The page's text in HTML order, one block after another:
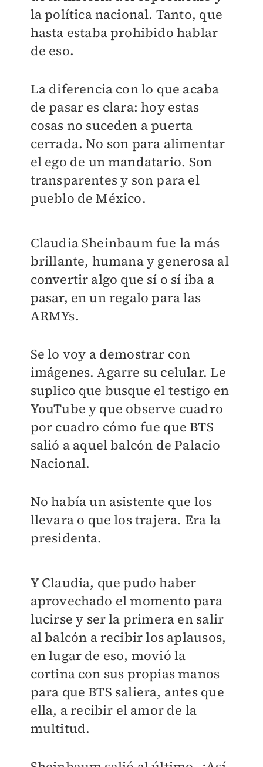
la política nacional. Tanto, que
hasta estaba prohibido hablar
de eso.
La diferencia con lo que acaba
de pasar es clara: hoy estas
cosas no suceden a puerta
cerrada. No son para alimentar
el ego de un mandatario. Son
transparentes y son para el
pueblo de México.
Claudia Sheinbaum fue la más
brillante, humana y generosa al
convertir algo que sí o sí iba a
pasar, en un regalo para las
ARMYs.
Se lo voy a demostrar con
imágenes. Agarre su celular. Le
suplico que busque el testigo en
YouTube y que observe cuadro
por cuadro cómo fue que BTS
salió a aquel balcón de Palacio
Nacional.
No había un asistente que los
llevara o que los trajera. Era la
presidenta.
Y Claudia, que pudo haber
aprovechado el momento para
lucirse y ser la primera en salir
al balcón a recibir los aplausos,
en lugar de eso, movió la
cortina con sus propias manos
para que BTS saliera, antes que
ella, a recibir el amor de la
multitud.